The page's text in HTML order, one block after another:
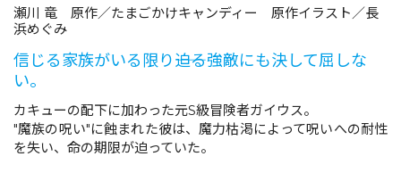
リキューレ
コミックパルフェ
瀬川 竜 原作／たまごかけキャンディー 原作イラスト／長
浜めぐみ
信じる家族がいる限り――迫る強敵にも決して屈しな
い。
カキューの配下に加わった元S級冒険者ガイウス。
"魔族の呪い"に蝕まれた彼は、魔力枯渇によって呪いへの耐性
を失い、命の期限が迫っていた。